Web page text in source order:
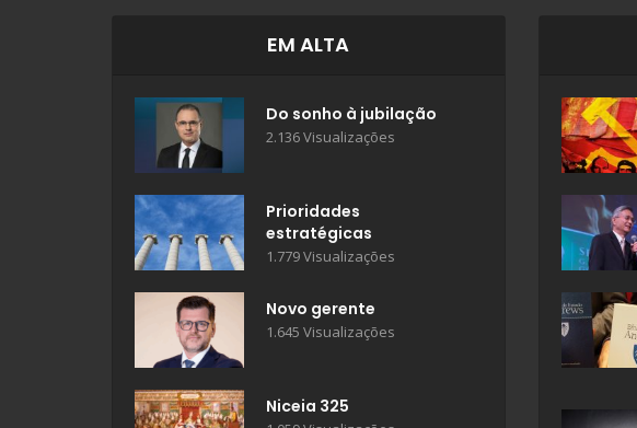
EM ALTA
Do sonho à jubilação
2.136 Visualizações
Prioridades
estratégicas
1.779 Visualizações
Novo gerente
1.645 Visualizações
Niceia 325